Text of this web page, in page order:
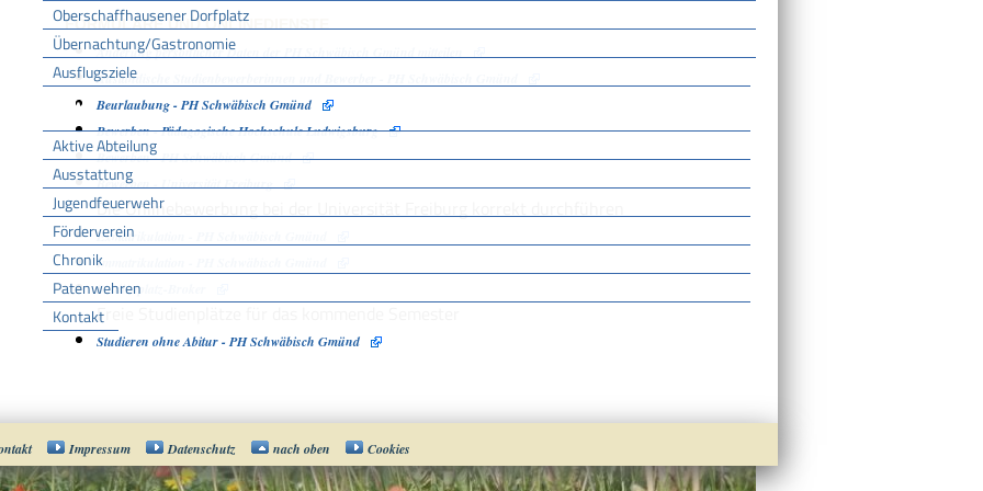
Oberschaffhausener Dorfplatz
Übernachtung/Gastronomie
Ausflugsziele
FFW
Aktive Abteilung
Ausstattung
Jugendfeuerwehr
Förderverein
Chronik
Patenwehren
Kontakt
Vereine
FORMULARE UND ONLINEDIENSTE
Änderung persönlicher Daten der PH Schwäbisch Gmünd mitteilen
Ausländische Studienbewerberinnen und Bewerber - PH Schwäbisch Gmünd
Beurlaubung - PH Schwäbisch Gmünd
Bewerben - Pädagogische Hochschule Ludwigsburg
Bewerben - PH Schwäbisch Gmünd
Bewerben - Universität Freiburg
Die Onlinebewerbung bei der Universität Freiburg korrekt durchführen
Exmatrikulation - PH Schwäbisch Gmünd
Immatrikulation - PH Schwäbisch Gmünd
Studienplatz-Broker
Freie Studienplätze für das kommende Semester
Studieren ohne Abitur - PH Schwäbisch Gmünd
Impressum Datenschutz nach oben Cookies